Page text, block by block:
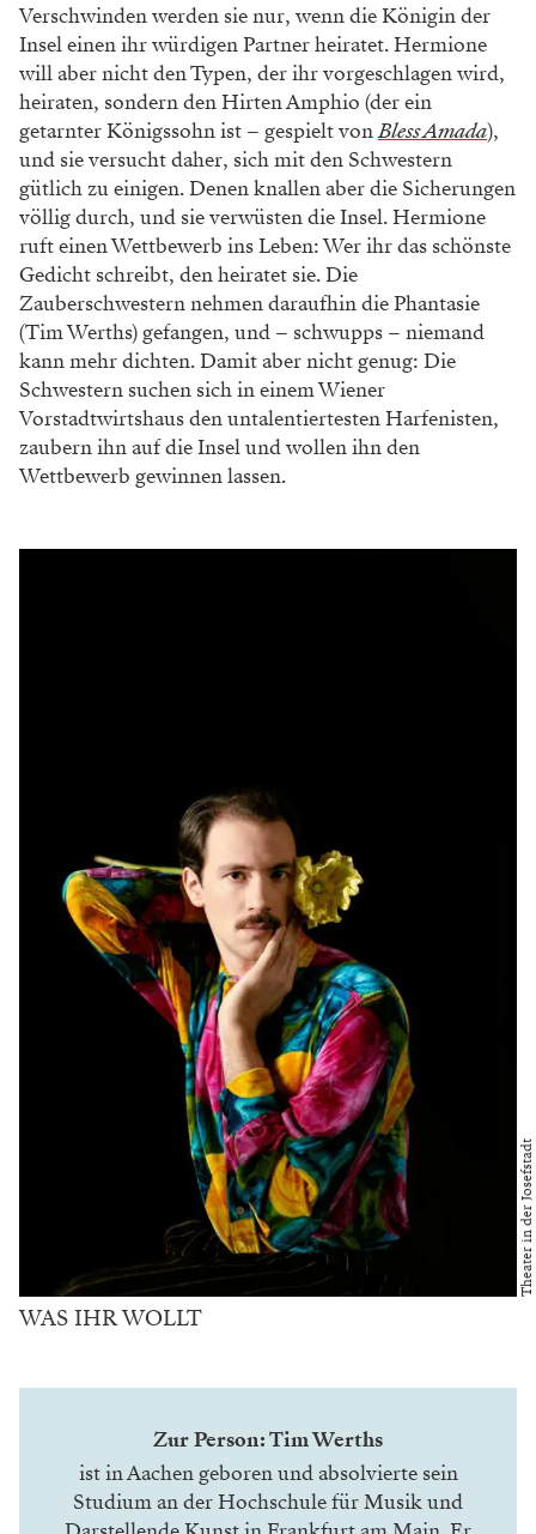
Verschwinden werden sie nur, wenn die Königin der
Insel einen ihr würdigen Partner heiratet. Hermione
will aber nicht den Typen, der ihr vorgeschlagen wird,
heiraten, sondern den Hirten Amphio (der ein
getarnter Königssohn ist – gespielt vonBless Amada),
und sie versucht daher, sich mit den Schwestern
gütlich zu einigen. Denen knallen aber die Sicherungen
völlig durch, und sie verwüsten die Insel. Hermione
ruft einen Wettbewerb ins Leben: Wer ihr das schönste
Gedicht schreibt, den heiratet sie. Die
Zauberschwestern nehmen daraufhin die Phantasie
(Tim Werths) gefangen, und – schwupps – niemand
kann mehr dichten. Damit aber nicht genug: Die
Schwestern suchen sich in einem Wiener
Vorstadtwirtshaus den untalentiertesten Harfenisten,
zaubern ihn auf die Insel und wollen ihn den
Wettbewerb gewinnen lassen.
Theater in der Josefstadt
WAS IHR WOLLT
Zur Person: Tim Werths
ist in Aachen geboren und absolvierte sein
Studium an der Hochschule für Musik und